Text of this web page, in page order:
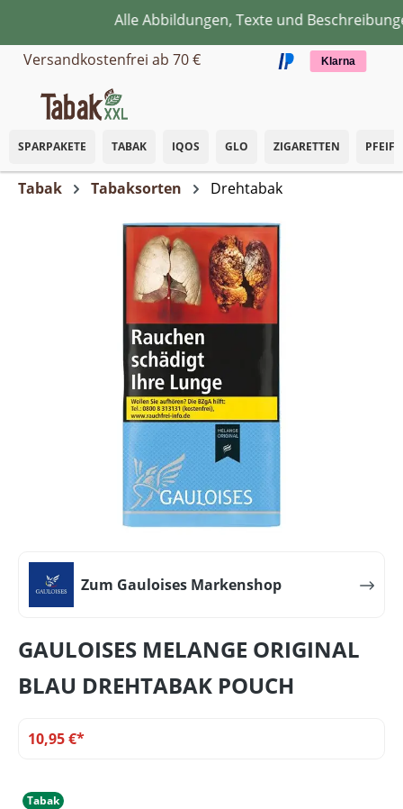
Zum Hauptinhalt springenAlle Abbildungen, Texte und
Versandkostenfrei ab 70 €
Klarna
SPARPAKETE TABAK IQOS GLO ZIGARETTEN
Tabak Tabaksorten Drehtabak
Zum Gauloises Markenshop
GAULOISES MELANGE ORIGINAL
BLAU DREHTABAK POUCH
10,95 €*
Tabak